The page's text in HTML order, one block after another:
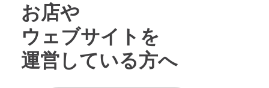
お店や
ウェブサイトを
運営している方へ